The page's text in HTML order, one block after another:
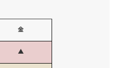
金
▲